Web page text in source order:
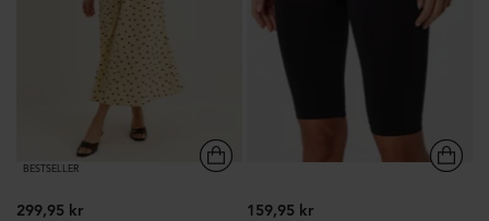
BESTSELLER
299,95 kr 159,95 kr